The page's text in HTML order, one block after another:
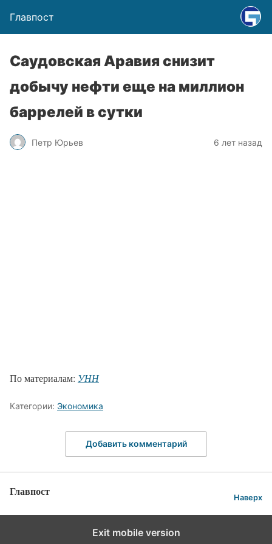
Главпост
Саудовская Аравия снизит
добычу нефти еще на миллион
баррелей в сутки
Петр Юрьев 6 лет назад
По материалам: УНН
Категории: Экономика
Добавить комментарий
Главпост Наверх
Exit mobile version